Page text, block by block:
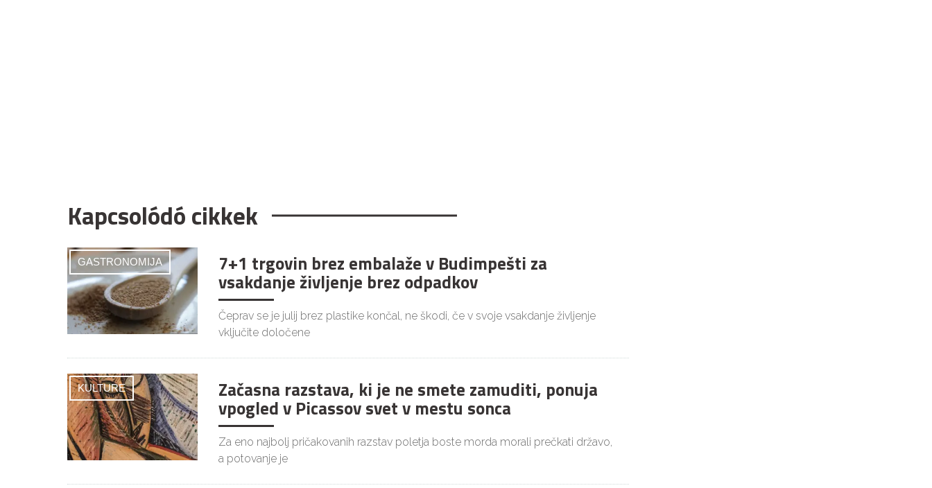
Kapcsolódó cikkek
GASTRONOMIJA 7+1 trgovin brez embalaže v Budimpešti za
vsakdanje življenje brez odpadkov
Čeprav se je julij brez plastike končal, ne škodi, če v svoje vsakdanje življenje
vključite določene
KULTURE Začasna razstava, ki je ne smete zamuditi, ponuja
vpogled v Picassov svet v mestu sonca
Za eno najbolj pričakovanih razstav poletja boste morda morali prečkati državo,
a potovanje je